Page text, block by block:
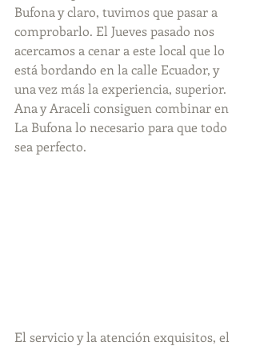
Bufona y claro, tuvimos que pasar a
comprobarlo. El Jueves pasado nos
acercamos a cenar a este local que lo
está bordando en la calle Ecuador, y
una vez más la experiencia, superior.
Ana y Araceli consiguen combinar en
La Bufona lo necesario para que todo
sea perfecto.
El servicio y la atención exquisitos, el